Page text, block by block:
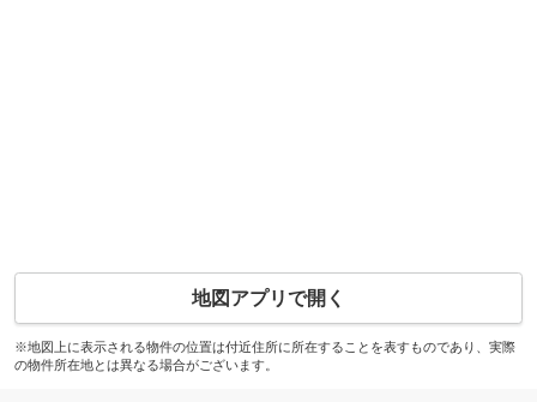
地図アプリで開く
※地図上に表示される物件の位置は付近住所に所在することを表すものであり、実際
の物件所在地とは異なる場合がございます。